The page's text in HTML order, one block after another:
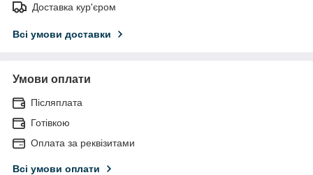
Доставка кур'єром
Всі умови доставки
Умови оплати
Післяплата
Готівкою
Оплата за реквізитами
Всі умови оплати